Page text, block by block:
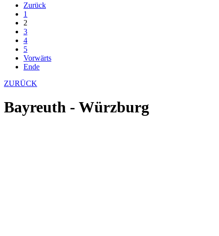
Zurück
1
2
3
4
5
Vorwärts
Ende
ZURÜCK
Bayreuth - Würzburg